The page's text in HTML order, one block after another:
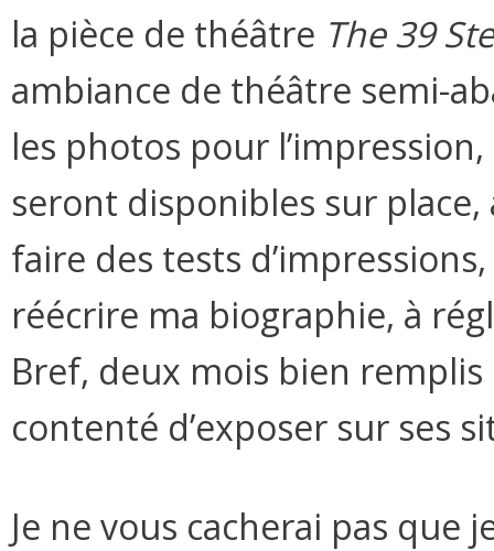
la pièce de théâtre The 39
ambiance de théâtre semi-
les photos pour
seront disponibles sur
faire des tests
réécrire ma biographie, à
Bref, deux mois bien
contenté d’exposer sur ses
Je ne vous cacherai pas que